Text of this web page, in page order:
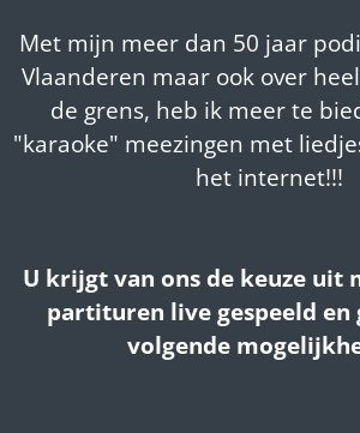
Met mijn meer dan 50 jaar
Vlaanderen maar ook over
de grens, heb ik meer te
"karaoke" meezingen met
het internet!!!
U krijgt van ons de keuze uit
partituren live gespeeld en
volgende